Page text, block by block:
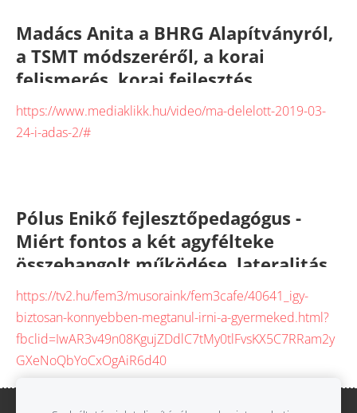
Madács Anita a BHRG Alapítványról,
a TSMT módszeréről, a korai
felismerés, korai fejlesztés
fontosságáról
https://www.mediaklikk.hu/video/ma-delelott-2019-03-
24-i-adas-2/#
Pólus Enikő fejlesztőpedagógus -
Miért fontos a két agyfélteke
összehangolt működése, lateralitás,
dominancia, keresztező mozgások
fontossága csecsemő kortól az
iskoláig
https://tv2.hu/fem3/musoraink/fem3cafe/40641_igy-
biztosan-konnyebben-megtanul-irni-a-gyermeked.html?
fbclid=IwAR3v49n08KgujZDdlC7tMy0tlFvsKX5C7RRam2y
GXeNoQbYoCxOgAiR6d40